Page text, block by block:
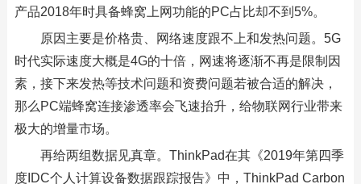
产品2018年时具备蜂窝上网功能的PC占比却不到5%。
原因主要是价格贵、网络速度跟不上和发热问题。5G
时代实际速度大概是4G的十倍，网速将逐渐不再是限制因
素，接下来发热等技术问题和资费问题若被合适的解决，
那么PC端蜂窝连接渗透率会飞速抬升，给物联网行业带来
极大的增量市场。
再给两组数据见真章。ThinkPad在其《2019年第四季
度IDC个人计算设备数据跟踪报告》中，ThinkPad Carbon